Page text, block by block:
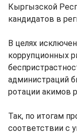
Кыргызской
кандидатов в
В целях
коррупционных
администраций
ротации акимов
Так, по итогам
соответствии с